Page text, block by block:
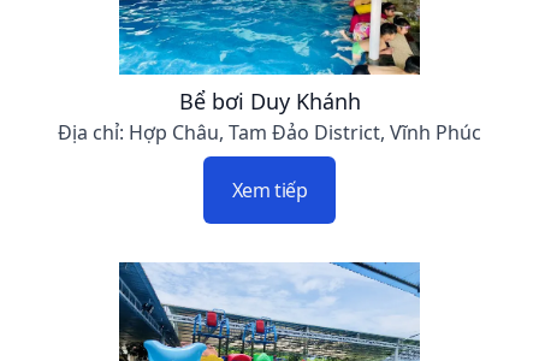
Bể bơi Duy Khánh
Địa chỉ: Hợp Châu, Tam Đảo District, Vĩnh Phúc
Xem tiếp